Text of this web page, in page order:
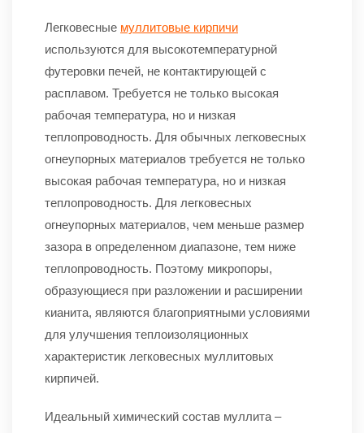
Легковесные муллитовые кирпичи
используются для высокотемпературной
футеровки печей, не контактирующей с
расплавом. Требуется не только высокая
рабочая температура, но и низкая
теплопроводность. Для обычных легковесных
огнеупорных материалов требуется не только
высокая рабочая температура, но и низкая
теплопроводность. Для легковесных
огнеупорных материалов, чем меньше размер
зазора в определенном диапазоне, тем ниже
теплопроводность. Поэтому микропоры,
образующиеся при разложении и расширении
кианита, являются благоприятными условиями
для улучшения теплоизоляционных
характеристик легковесных муллитовых
кирпичей.
Идеальный химический состав муллита –